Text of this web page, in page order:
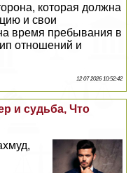
которая должна
и свои
время пребывания в
отношений и
12 07 2026 10:52:42
и судьба, Что